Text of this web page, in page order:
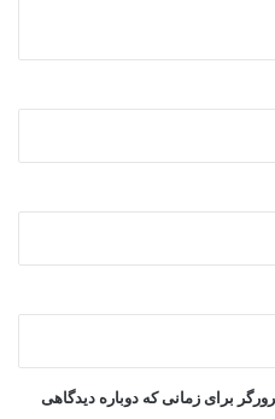
برای زمانی که دوباره دیدگاهی